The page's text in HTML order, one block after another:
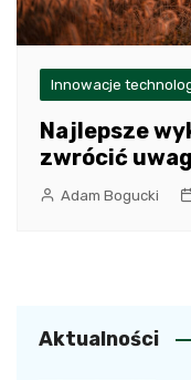
Innowacje
Najlepsze
zwrócić
Adam Bogucki
Aktualności